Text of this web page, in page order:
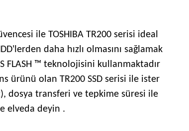
ile TOSHIBA TR200 serisi ideal
daha hızlı olmasını sağlamak
FLASH ™ teknolojisini kullanmaktadır
ürünü olan TR200 SSD serisi ile ister
dosya transferi ve tepkime süresi ile
elveda deyin .